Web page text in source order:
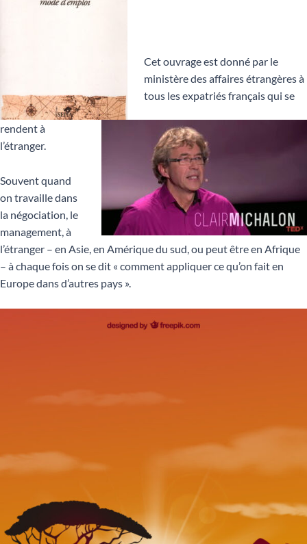
Cet ouvrage est donné par le
ministère des affaires étrangères à
tous les expatriés français qui se
rendent à
l’étranger.
Souvent quand
on travaille dans
la négociation, le
management, à
l’étranger – en Asie, en Amérique du sud, ou peut être en Afrique
– à chaque fois on se dit « comment appliquer ce qu’on fait en
Europe dans d’autres pays ».